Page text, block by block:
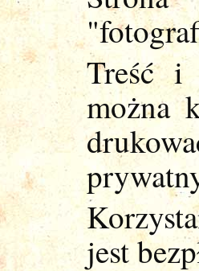
Treść i
można
jest